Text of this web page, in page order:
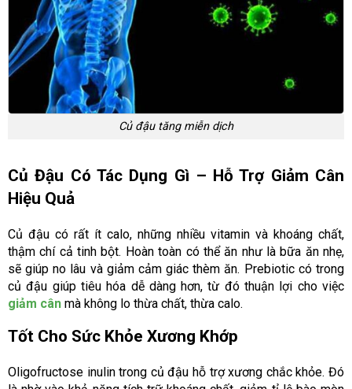
Củ đậu tăng miễn dịch
Củ Đậu Có Tác Dụng Gì – Hỗ Trợ Giảm Cân
Hiệu Quả
Củ đậu có rất ít calo, những nhiều vitamin và khoáng chất,
thậm chí cả tinh bột. Hoàn toàn có thể ăn như là bữa ăn nhẹ,
sẽ giúp no lâu và giảm cảm giác thèm ăn. Prebiotic có trong
củ đậu giúp tiêu hóa dễ dàng hơn, từ đó thuận lợi cho việc
giảm cân mà không lo thừa chất, thừa calo.
Tốt Cho Sức Khỏe Xương Khớp
Oligofructose inulin trong củ đậu hỗ trợ xương chắc khỏe. Đó